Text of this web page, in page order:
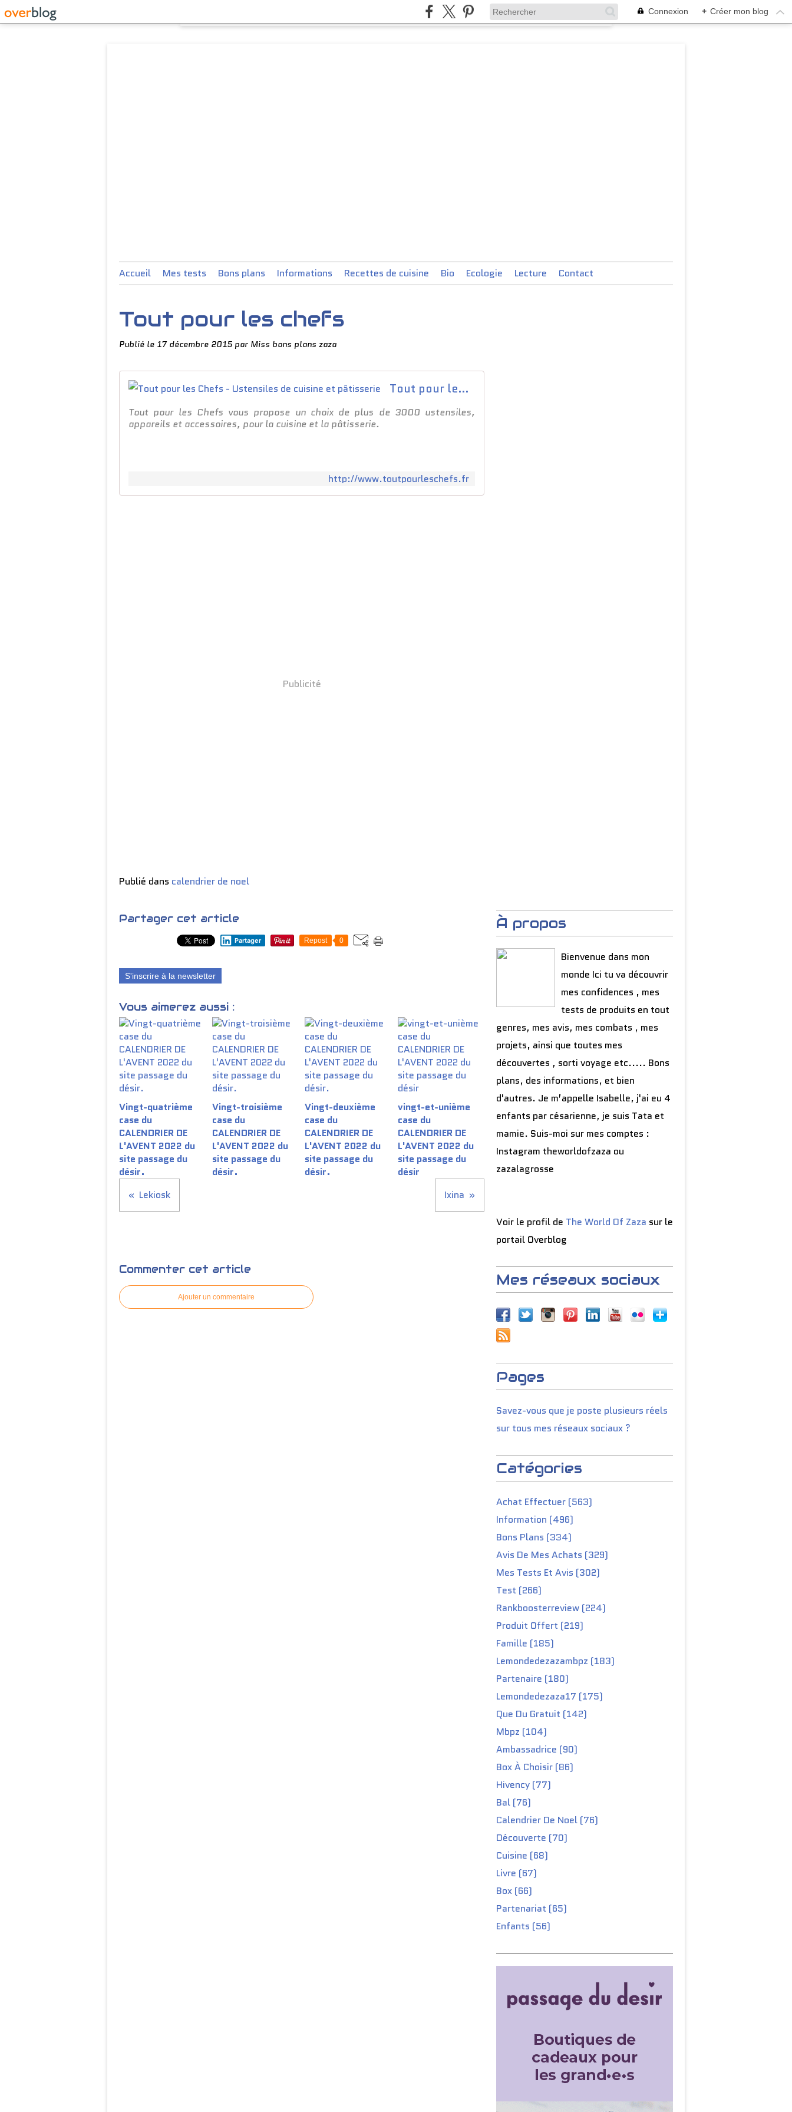
Connexion + Créer mon blog
Accueil Mes tests Bons plans Informations Recettes de cuisine Bio Ecologie Lecture Contact
Tout pour les chefs
Publié le 17 décembre 2015 par Miss bons plans zaza
Tout pour les Chefs - Ustensiles de cuisine et pâtisserie
Tout pour les Chefs vous propose un choix de plus de 3000 ustensiles,
appareils et accessoires, pour la cuisine et la pâtisserie.
http://www.toutpourleschefs.fr
Publicité
Publié dans calendrier de noel
Partager cet article
Partager Repost 0
S'inscrire à la newsletter
Vous aimerez aussi :
Vingt-quatrième
case du
CALENDRIER DE
L'AVENT 2022 du
site passage du
désir.
Vingt-troisième
case du
CALENDRIER DE
L'AVENT 2022 du
site passage du
désir.
Vingt-deuxième
case du
CALENDRIER DE
L'AVENT 2022 du
site passage du
désir.
vingt-et-unième
case du
CALENDRIER DE
L'AVENT 2022 du
site passage du
désir
Lekiosk
Ixina
Commenter cet article
Ajouter un commentaire
À propos
Bienvenue dans mon
monde Ici tu va découvrir
mes confidences , mes
tests de produits en tout
genres, mes avis, mes combats , mes
projets, ainsi que toutes mes
découvertes , sorti voyage etc..... Bons
plans, des informations, et bien
d'autres. Je m’appelle Isabelle, j'ai eu 4
enfants par césarienne, je suis Tata et
mamie. Suis-moi sur mes comptes :
Instagram theworldofzaza ou
zazalagrosse
Voir le profil de The World Of Zaza sur le
portail Overblog
Mes réseaux sociaux
Pages
Savez-vous que je poste plusieurs réels
sur tous mes réseaux sociaux ?
Catégories
Achat Effectuer (563)
Information (496)
Bons Plans (334)
Avis De Mes Achats (329)
Mes Tests Et Avis (302)
Test (266)
Rankboosterreview (224)
Produit Offert (219)
Famille (185)
Lemondedezazambpz (183)
Partenaire (180)
Lemondedezaza17 (175)
Que Du Gratuit (142)
Mbpz (104)
Ambassadrice (90)
Box À Choisir (86)
Hivency (77)
Bal (76)
Calendrier De Noel (76)
Découverte (70)
Cuisine (68)
Livre (67)
Box (66)
Partenariat (65)
Enfants (56)